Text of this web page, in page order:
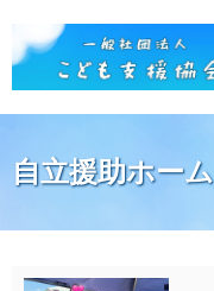
自立援助ホーム